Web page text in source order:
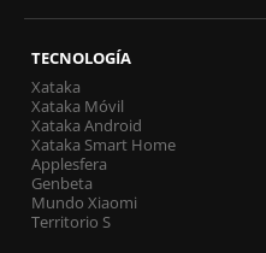
TECNOLOGÍA
Xataka
Xataka Móvil
Xataka Android
Xataka Smart Home
Applesfera
Genbeta
Mundo Xiaomi
Territorio S